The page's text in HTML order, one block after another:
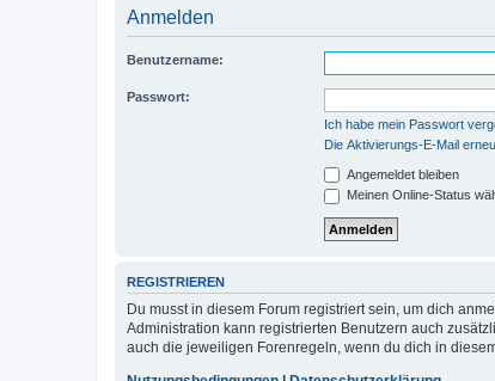
Anmelden
Benutzername:
Passwort:
Ich habe mein Passwort
Die Aktivierungs-E-Mail
Angemeldet bleiben
Meinen Online-Status
REGISTRIEREN
Du musst in diesem Forum registriert sein, um dich
Administration kann registrierten Benutzern auch
auch die jeweiligen Forenregeln, wenn du dich in